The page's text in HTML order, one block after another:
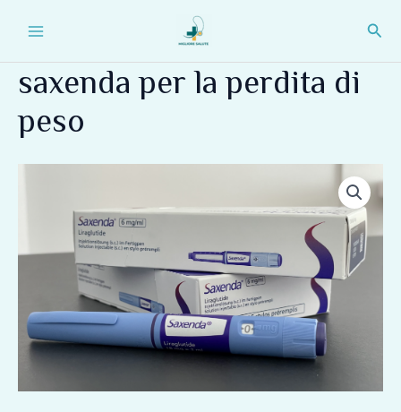
saxenda per la perdita di
peso
quantità